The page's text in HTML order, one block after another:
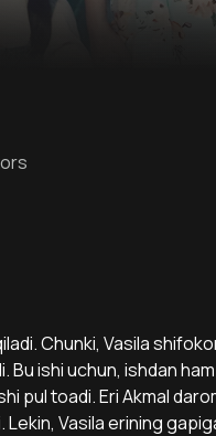
Chunki, Vasila
Bu ishi uchun, ishdan
pul toadi. Eri Аkmal
Lekin, Vasila erining